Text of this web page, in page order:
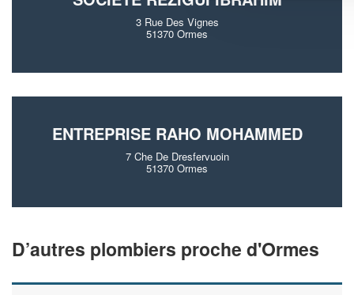
3 Rue Des Vignes
51370 Ormes
ENTREPRISE RAHO MOHAMMED
7 Che De Dresfervuoin
51370 Ormes
D’autres plombiers proche d'Ormes